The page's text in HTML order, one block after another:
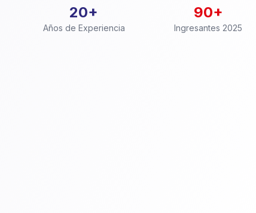
20+
Años de Experiencia
90+
Ingresantes 2025